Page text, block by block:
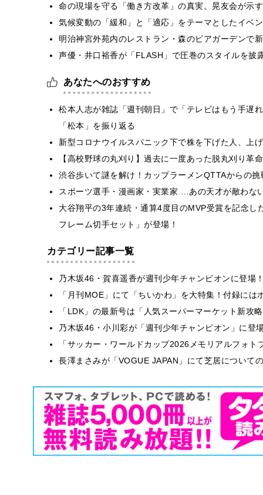
命の現場を守る「働き方改革」の真実。晃友会が示
気候変動の「緩和」と「適応」をテーマとしたイベ
明治神宮外苑内のレストラン・森のビアガーデンで
声優・井口裕香が「FLASH」で圧巻のスタイルを
あなたへのおすすめ
松本人志が雑誌「週刊朝日」で「テレビはもう手遅
「松本」を振り返る
新型コロナウイルスパニック下で株を下げた人、上
【高校野球の丸刈り】過去に一度あった脱丸刈り革
渋谷歩いて謎を解け！カップラーメンQTTAからの挑
スポーツ選手・漫画家・実業家 …あの天才が敵わな
大谷翔平の3年連続・通算4度目のMVP受賞を記念
フレーム切手セット」が登場！
カテゴリー記事一覧
乃木坂46・賀喜遥香が週刊少年チャンピオンに登
「月刊MOE」にて「ちいかわ」を大特集！付録に
「LDK」の最新号は「人気スーパーマーケット新
乃木坂46・小川彩が「週刊少年チャンピオン」に
「サッカー・ワールドカップ2026メモリアルフォ
長澤まさみが「VOGUE JAPAN」にて芝居について